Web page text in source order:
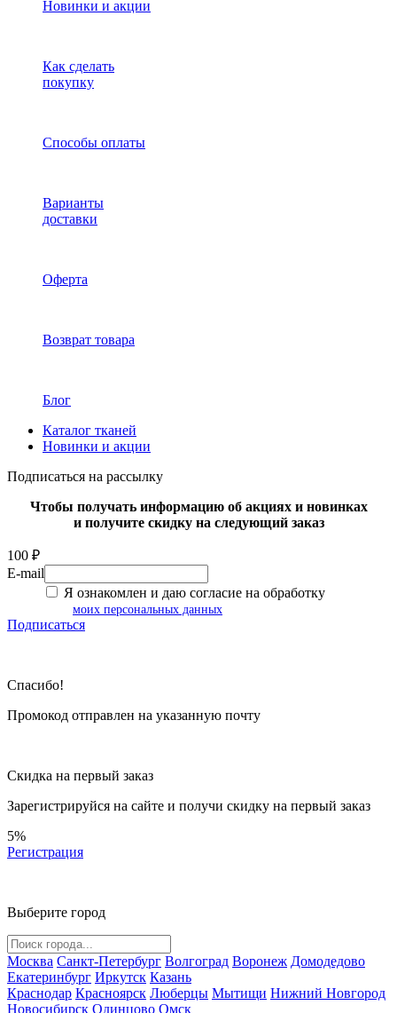
Новинки и акции
Как сделать
покупку
Способы оплаты
Варианты
доставки
Оферта
Возврат товара
Блог
Каталог тканей
Новинки и акции
Подписаться на рассылку
Чтобы получать информацию об акциях и новинках
и получите скидку на следующий заказ
100 ₽
E-mail
Я ознакомлен и даю согласие на обработку
моих персональных данных
Подписаться
Спасибо!
Промокод отправлен на указанную почту
Скидка на первый заказ
Зарегистрируйся на сайте и получи скидку на первый заказ
5%
Регистрация
Выберите город
Москва Санкт-Петербург Волгоград Воронеж Домодедово
Екатеринбург Иркутск Казань
Краснодар Красноярск Люберцы Мытищи Нижний Новгород
Новосибирск Одинцово Омск